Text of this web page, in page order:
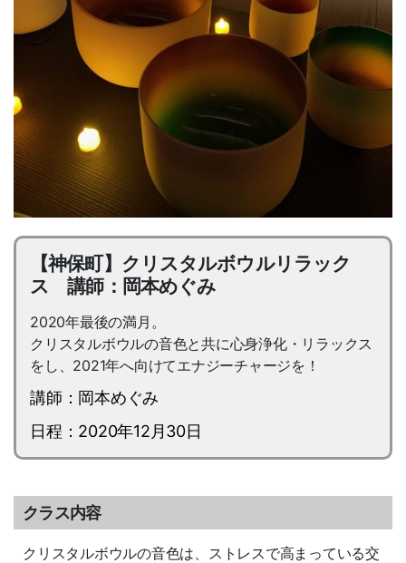
【神保町】クリスタルボウルリラック
ス 講師：岡本めぐみ
2020年最後の満月。
クリスタルボウルの音色と共に心身浄化・リラックス
をし、2021年へ向けてエナジーチャージを！
講師：岡本めぐみ
日程：2020年12月30日
クラス内容
クリスタルボウルの音色は、ストレスで高まっている交